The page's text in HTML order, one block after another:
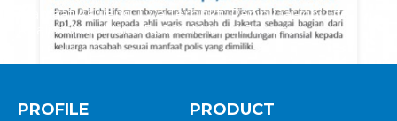
Manfaat Asuransi Jiwa Terbukti: Panin Dai-ichi Life
Realisasikan Klaim Rp1,28 Miliar di Jakarta
PROFILE PRODUCT